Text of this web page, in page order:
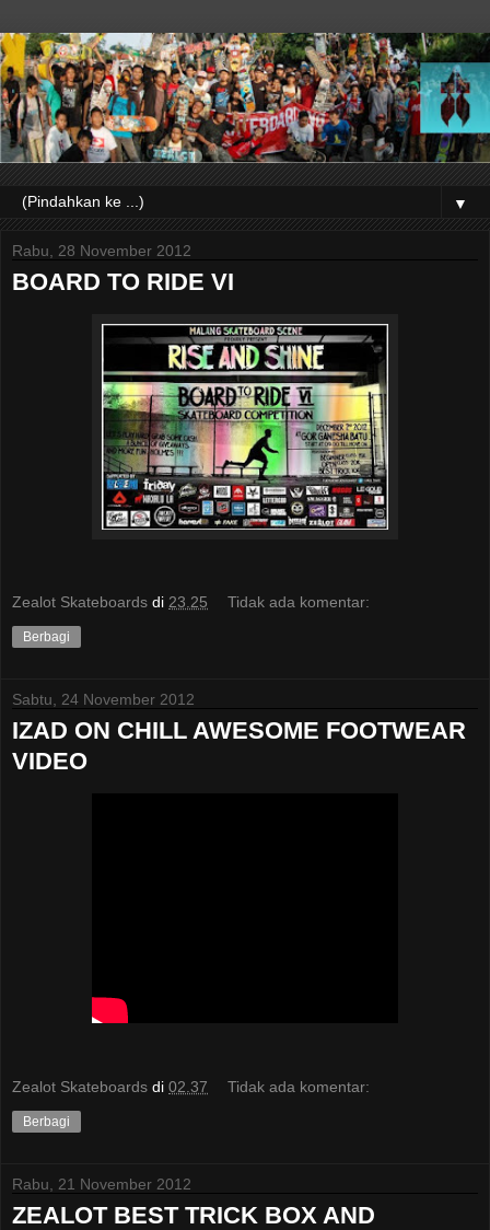
▼
Rabu, 28 November 2012
BOARD TO RIDE VI
Zealot Skateboards di 23.25 Tidak ada komentar:
Berbagi
Sabtu, 24 November 2012
IZAD ON CHILL AWESOME FOOTWEAR
VIDEO
Zealot Skateboards di 02.37 Tidak ada komentar:
Berbagi
Rabu, 21 November 2012
ZEALOT BEST TRICK BOX AND